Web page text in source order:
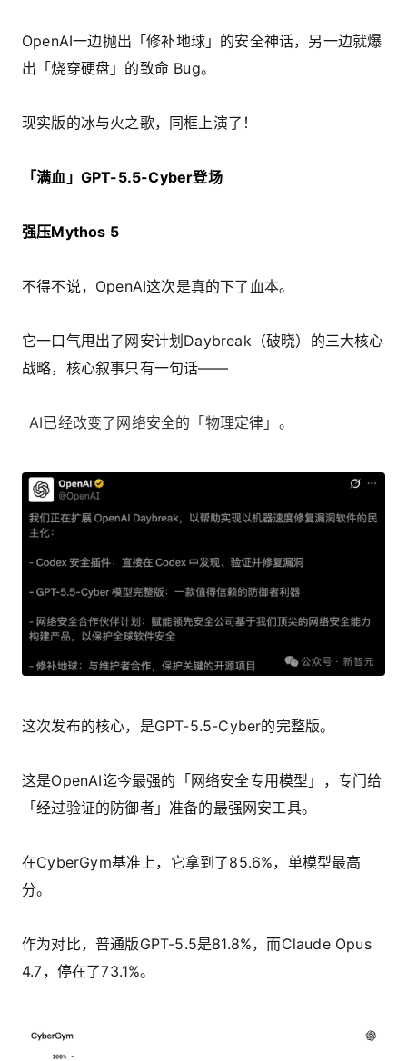
OpenAI一边抛出「修补地球」的安全神话，另一边就爆
出「烧穿硬盘」的致命 Bug。
现实版的冰与火之歌，同框上演了！
「满血」GPT-5.5-Cyber登场
强压Mythos 5
不得不说，OpenAI这次是真的下了血本。
它一口气甩出了网安计划Daybreak（破晓）的三大核心
战略，核心叙事只有一句话——
AI已经改变了网络安全的「物理定律」。
这次发布的核心，是GPT-5.5-Cyber的完整版。
这是OpenAI迄今最强的「网络安全专用模型」，专门给
「经过验证的防御者」准备的最强网安工具。
在CyberGym基准上，它拿到了85.6%，单模型最高
分。
作为对比，普通版GPT-5.5是81.8%，而Claude Opus
4.7，停在了73.1%。